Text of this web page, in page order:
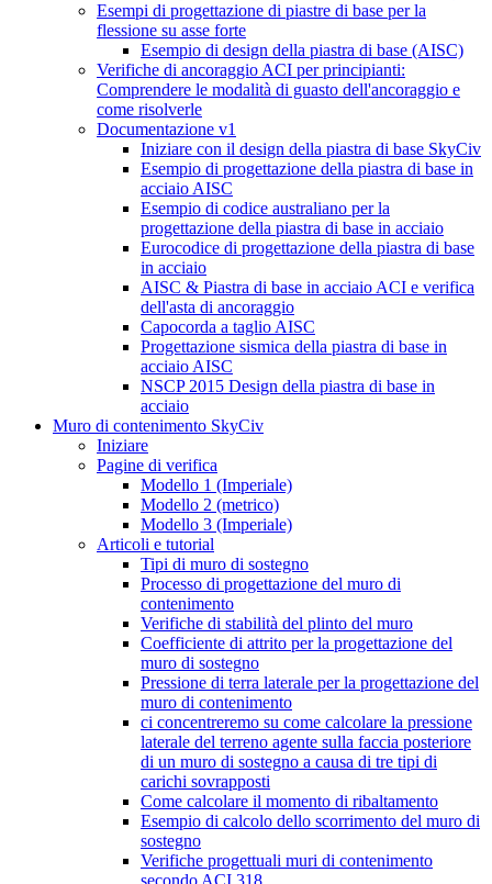
Esempi di progettazione di piastre di base per la
flessione su asse forte
Esempio di design della piastra di base (AISC)
Verifiche di ancoraggio ACI per principianti:
Comprendere le modalità di guasto dell'ancoraggio e
come risolverle
Documentazione v1
Iniziare con il design della piastra di base SkyCiv
Esempio di progettazione della piastra di base in
acciaio AISC
Esempio di codice australiano per la
progettazione della piastra di base in acciaio
Eurocodice di progettazione della piastra di base
in acciaio
AISC & Piastra di base in acciaio ACI e verifica
dell'asta di ancoraggio
Capocorda a taglio AISC
Progettazione sismica della piastra di base in
acciaio AISC
NSCP 2015 Design della piastra di base in
acciaio
Muro di contenimento SkyCiv
Iniziare
Pagine di verifica
Modello 1 (Imperiale)
Modello 2 (metrico)
Modello 3 (Imperiale)
Articoli e tutorial
Tipi di muro di sostegno
Processo di progettazione del muro di
contenimento
Verifiche di stabilità del plinto del muro
Coefficiente di attrito per la progettazione del
muro di sostegno
Pressione di terra laterale per la progettazione del
muro di contenimento
ci concentreremo su come calcolare la pressione
laterale del terreno agente sulla faccia posteriore
di un muro di sostegno a causa di tre tipi di
carichi sovrapposti
Come calcolare il momento di ribaltamento
Esempio di calcolo dello scorrimento del muro di
sostegno
Verifiche progettuali muri di contenimento